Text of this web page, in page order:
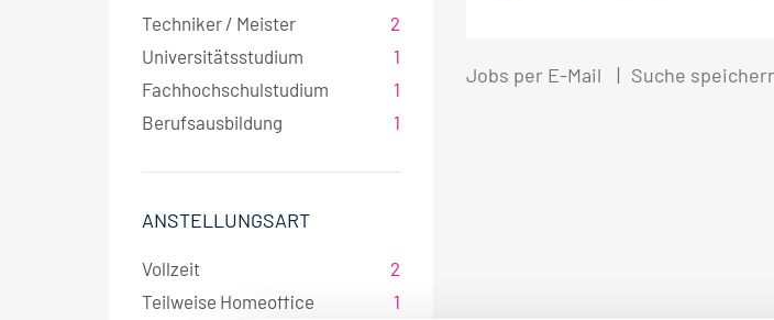
Techniker / Meister
2
Universitätsstudium
1
Fachhochschulstudium
1
Berufsausbildung
1
ANSTELLUNGSART
Vollzeit
2
Teilweise Homeoffice
1
Jobs per E-Mail Suche